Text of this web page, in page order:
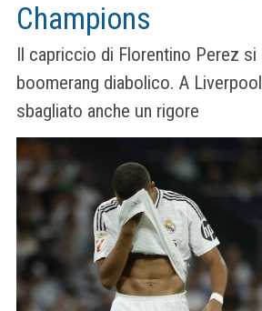
Champions
Il capriccio di Florentino Perez si
boomerang diabolico. A
sbagliato anche un rigore